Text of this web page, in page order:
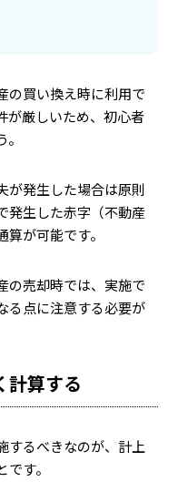
の買い換え時に利用で
が厳しいため、初心者
が発生した場合は原則
発生した赤字（不動産
が可能です。
の売却時では、実施で
る点に注意する必要が
計算する
するべきなのが、計上
す。